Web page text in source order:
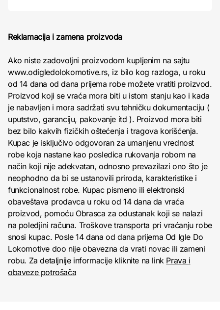
Reklamacija i zamena proizvoda
Ako niste zadovoljni proizvodom kupljenim na sajtu
www.odigledolokomotive.rs, iz bilo kog razloga, u roku
od 14 dana od dana prijema robe možete vratiti proizvod.
Proizvod koji se vraća mora biti u istom stanju kao i kada
je nabavljen i mora sadržati svu tehničku dokumentaciju (
uputstvo, garanciju, pakovanje itd ). Proizvod mora biti
bez bilo kakvih fizičkih oštećenja i tragova korišćenja.
Kupac je isključivo odgovoran za umanjenu vrednost
robe koja nastane kao posledica rukovanja robom na
način koji nije adekvatan, odnosno prevazilazi ono što je
neophodno da bi se ustanovili priroda, karakteristike i
funkcionalnost robe. Kupac pismeno ili elektronski
obaveštava prodavca u roku od 14 dana da vraća
proizvod, pomoću Obrasca za odustanak koji se nalazi
na poledjini računa. Troškove transporta pri vraćanju robe
snosi kupac. Posle 14 dana od dana prijema Od Igle Do
Lokomotive doo nije obavezna da vrati novac ili zameni
robu. Za detaljnije informacije kliknite na link Prava i
obaveze potrošača